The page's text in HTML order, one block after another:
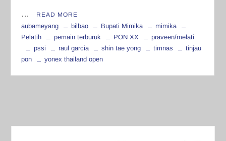
… READ MORE
aubameyang bilbao Bupati Mimika
mimika
Pelatih
pemain terburuk PON XX
praveen/melati
pssi
raul garcia shin tae yong timnas
tinjau
pon
yonex thailand open